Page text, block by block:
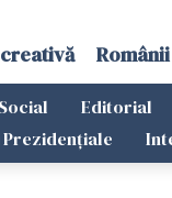
Social Editorial